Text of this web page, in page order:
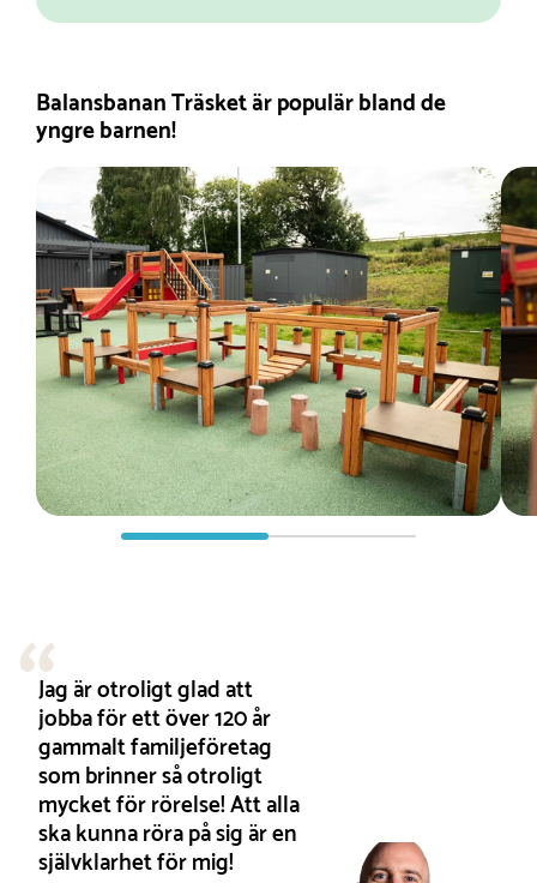
Balansbanan Träsket är populär bland de
yngre barnen!
Jag är otroligt glad att
jobba för ett över 120 år
gammalt familjeföretag
som brinner så otroligt
mycket för rörelse! Att alla
ska kunna röra på sig är en
självklarhet för mig!